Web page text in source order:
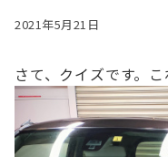
2021年5月21日
さて、クイズです。